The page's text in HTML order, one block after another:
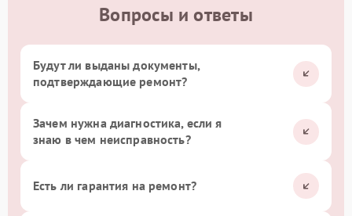
Вопросы и ответы
Будут ли выданы документы,
подтверждающие ремонт?
Зачем нужна диагностика, если я
знаю в чем неисправность?
Есть ли гарантия на ремонт?